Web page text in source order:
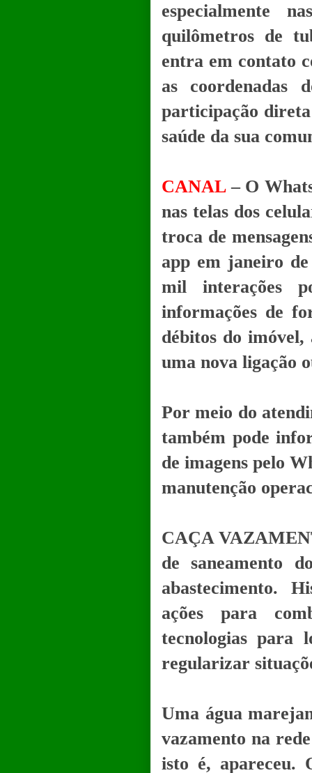
especialmente
quilômetros de
entra em contato
as coordenadas
participação
saúde da sua
CANAL– O
nas telas dos
troca de
app em janeiro
mil interações
informações de
débitos do
uma nova ligação
Por meio do
também pode
de imagens pelo
manutenção
CAÇA
de saneamento
abastecimento.
ações para
tecnologias para
regularizar
Uma água
vazamento na
isto é, apareceu.